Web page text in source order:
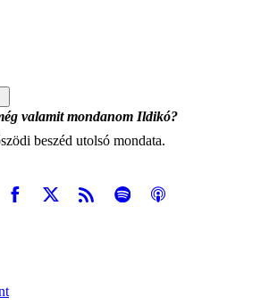
valamit mondanom Ildikó?
beszéd utolsó mondata.